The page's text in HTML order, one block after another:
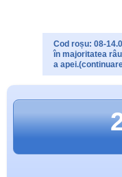
Cod roșu: 08-
în majoritatea
a